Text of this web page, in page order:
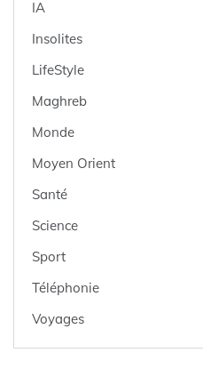
IA
Insolites
LifeStyle
Maghreb
Monde
Moyen Orient
Santé
Science
Sport
Téléphonie
Voyages